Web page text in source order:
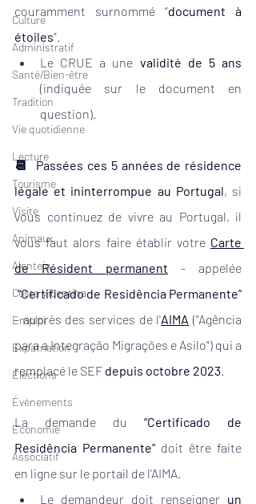
Culture
Administratif
Santé/Bien-être
Tradition
Vie quotidienne
Lecture
Tourisme
Visite
Animaux
Alentejo
Costa Vicentina
Emploi
Expatriation
Élections
Événements
Economie
Associatif
couramment surnommé “document à
étoiles”.
Le CRUE a une validité de 5 ans
(indiquée sur le document en
question).
📆  Passées ces 5 années de résidence
légale et ininterrompue au Portugal, si
vous continuez de vivre au Portugal, il
vous faut alors faire établir votre Carte
de Résident permanent
- auprès des services de l'AIMA ("Agência
para a Integração Migrações e Asilo") qui a
remplacé le SEF depuis octobre 2023.
La demande du “Certificado de
Residência Permanente” doit être faite
en ligne sur le portail de l'AIMA.
Le demandeur doit renseigner un